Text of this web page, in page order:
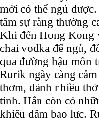
mới có thể ngủ
tâm sự rằng thường
Khi đến Hong Kong
chai vodka để ngủ,
qua đường hậu môn
Rurik ngày càng
thơm, dành nhiều
tính. Hắn còn có
khiêu dâm bạo lực.